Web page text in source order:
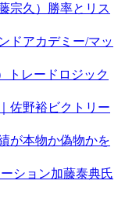
宗久）勝率とリス
ドアカデミー/マッ
トレードロジック
佐野裕ビクトリー
が本物か偽物かを
ション加藤泰典氏